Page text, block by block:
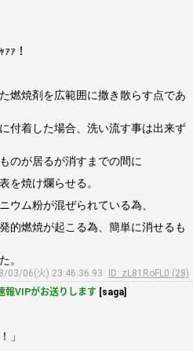
ｧ！
燃焼剤を広範囲に撒き散らす点であ
付着した場合、洗い流す事は出来ず
のが居るが消すまでの間に
を焼け爛らせる。
ウム粉が混ぜられている為、
的燃焼が起こる為、簡単に消せるも
。
03/06(火) 23:46:36.93
ID: zL81RoFL0 (28)
報VIPがお送りします [saga]
」